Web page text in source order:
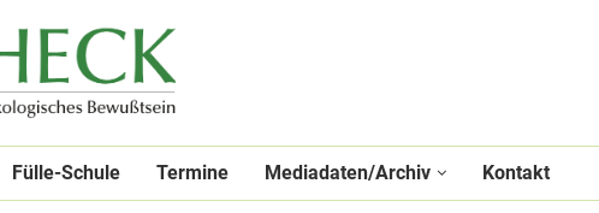
Fülle-Schule Termine Mediadaten/Archiv Kontakt